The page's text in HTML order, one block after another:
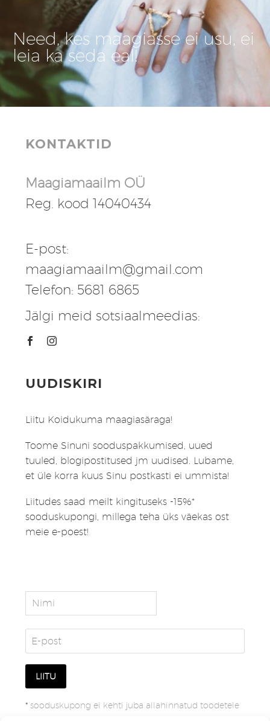
Need, kes maagiasse ei usu, ei
leia ka seda eal!
KONTAKTID
Maagiamaailm OÜ
Reg. kood 14040434
E-post:
maagiamaailm@gmail.com
Telefon: 5681 6865
Jälgi meid sotsiaalmeedias:
UUDISKIRI
Liitu Koidukuma maagiasäraga!
Toome Sinuni sooduspakkumised, uued
tuuled, blogipostitused jm uudised. Lubame,
et üle korra kuus Sinu postkasti ei ummista!
Liitudes saad meilt kingituseks -15%*
sooduskupongi, millega teha üks väekas ost
meie e-poest!
* sooduskupong ei kehti juba allahinnatud toodetele